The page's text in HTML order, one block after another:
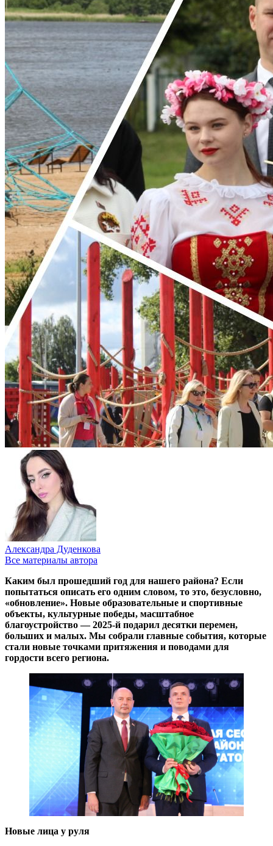
Александра Дуденкова
Все материалы автора
Каким был прошедший год для нашего района? Если
попытаться описать его одним словом, то это, безусловно,
«обновление». Новые образовательные и спортивные
объекты, культурные победы, масштабное
благоустройство — 2025-й подарил десятки перемен,
больших и малых. Мы собрали главные события, которые
стали новые точками притяжения и поводами для
гордости всего региона.
Новые лица у руля